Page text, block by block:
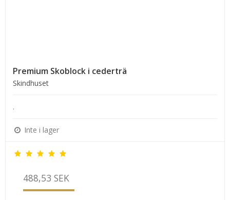
Premium Skoblock i cederträ
Skindhuset
.
Inte i lager
488,53 SEK